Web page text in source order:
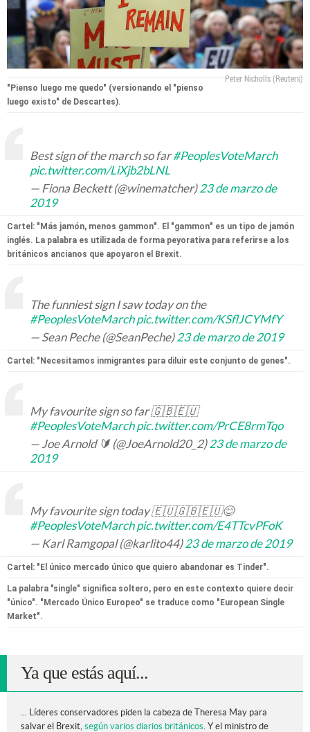
Peter Nicholls (Reuters)
"Pienso luego me quedo" (versionando el "pienso
luego existo" de Descartes).
Best sign of the march so far#PeoplesVoteMarch
pic.twitter.com/LiXjb2bLNL
— Fiona Beckett (@winematcher)23 de marzo de
2019
Cartel: "Más jamón, menos gammon". El "gammon" es un tipo de jamón
inglés. La palabra es utilizada de forma peyorativa para referirse a los
británicos ancianos que apoyaron el Brexit.
The funniest sign I saw today on the
#PeoplesVoteMarch pic.twitter.com/KSflJCYMfY
— Sean Peche (@SeanPeche)23 de marzo de 2019
Cartel: "Necesitamos inmigrantes para diluir este conjunto de genes".
My favourite sign so far 🇬🇧🇪🇺
#PeoplesVoteMarch pic.twitter.com/PrCE8rmTqo
— Joe Arnold 🔰 (@JoeArnold20_2)23 de marzo de
2019
My favourite sign today 🇪🇺🇬🇧🇪🇺😊
#PeoplesVoteMarch pic.twitter.com/E4TTcvPFoK
— Karl Ramgopal (@karlito44)23 de marzo de 2019
Cartel: "El único mercado único que quiero abandonar es Tinder".
La palabra "single" significa soltero, pero en este contexto quiere decir
"único". "Mercado Único Europeo" se traduce como "European Single
Market".
Ya que estás aquí...
... Líderes conservadores piden la cabeza de Theresa May para
salvar el Brexit, según varios diarios británicos . Y el ministro de